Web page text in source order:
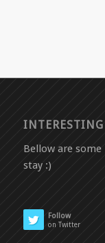
Bellow are
stay :)
Follow
on Twitter